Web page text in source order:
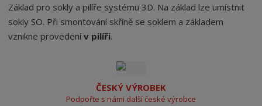
Základ pro sokly a pilíře systému 3D. Na základ lze umístnit
sokly SO. Při smontování skříně se soklem a základem
vznikne provedenív pilíři.
ČESKÝ VÝROBEK
Podpořte s námi další české výrobce